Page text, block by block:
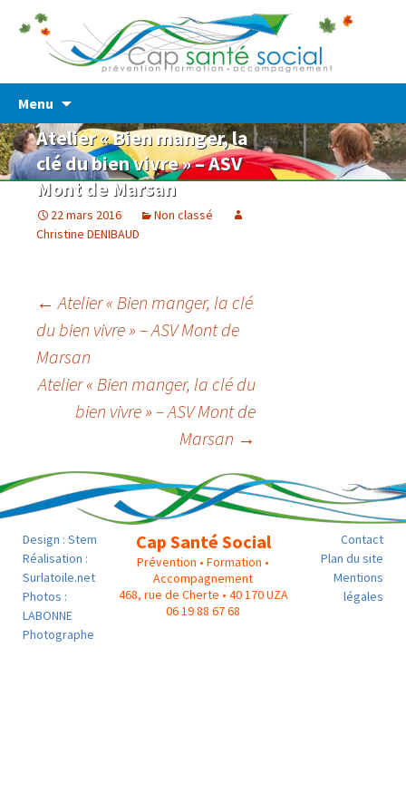
Cap Santé Social
Prévention – Formation – Accompagnement
Menu
content
Atelier « Bien manger, la
clé du bien vivre » – ASV
Mont de Marsan
22 mars 2016
Non classé
Christine DENIBAUD
Post
navigation
← Atelier « Bien manger, la clé
du bien vivre » – ASV Mont de
Marsan
Atelier « Bien manger, la clé du
bien vivre » – ASV Mont de
Marsan →
Design : Stem
Réalisation :
Surlatoile.net
Photos :
LABONNE
Photographe
Cap Santé Social
Prévention • Formation •
Accompagnement
468, rue de Cherte • 40 170 UZA
06 19 88 67 68
Contact
Plan du site
Mentions
légales